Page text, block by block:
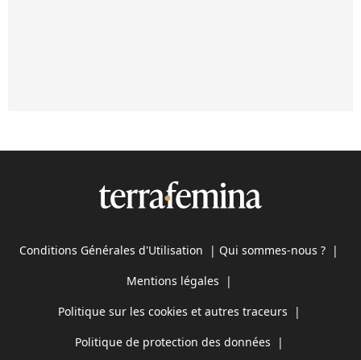
Conditions Générales d'Utilisation | Qui sommes-nous ? |
Mentions légales |
Politique sur les cookies et autres traceurs |
Politique de protection des données |